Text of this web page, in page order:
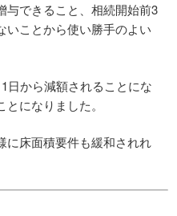
与できること、相続開始前3
いことから使い勝手のよい
日から減額されることにな
になりました。
に床面積要件も緩和されれ